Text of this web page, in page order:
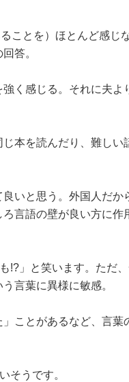
ことを）ほとんど感じ
答。
く感じる。それに夫よ
本を読んだり、難しい
いと思う。外国人だか
言語の壁が良い方に作
!?」と笑います。ただ
言葉に異様に敏感。
ことがあるなど、言葉
そうです。